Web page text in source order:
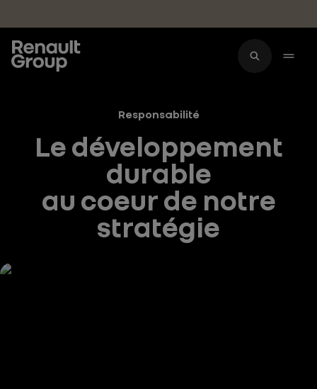
Responsabilité
Le développement
durable
au coeur de notre
stratégie